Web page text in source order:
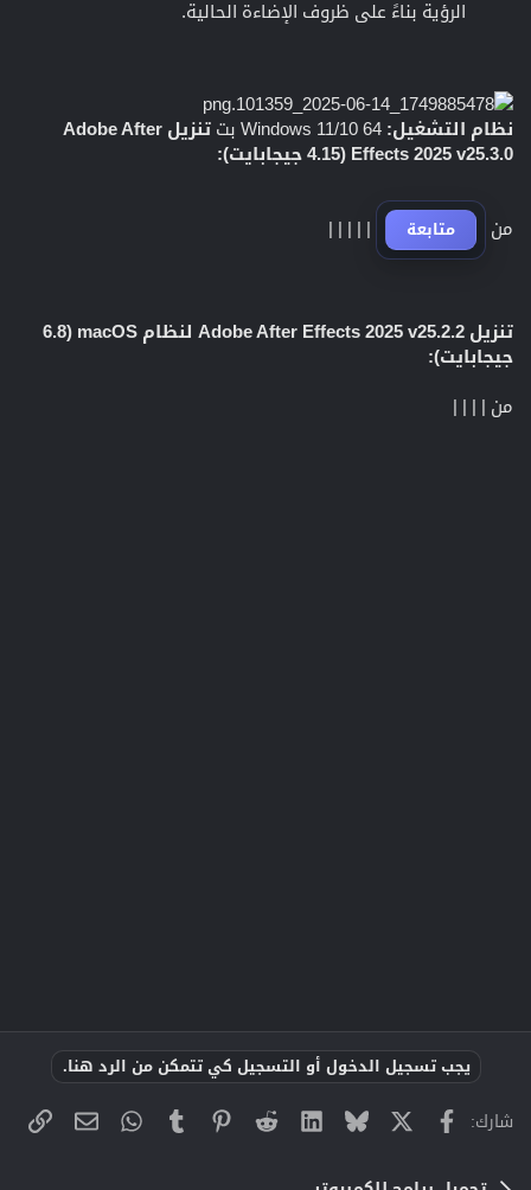
الرؤية بناءً على ظروف الإضاءة الحالية.
نظام التشغيل:
تنزيل Adobe After
Effects 2025 v25.3.0 (4.15 جيجابايت):
من متابعة |
|
|
|
|
تنزيل Adobe After Effects 2025 v25.2.2 لنظام macOS (6.8
جيجابايت):
من |
|
|
|
يجب تسجيل الدخول أو التسجيل كي تتمكن من الرد هنا.
شارك: فيسبوك Bluesky
LinkedIn
Reddit
Pinterest
Tumblr
WhatsApp
البريد